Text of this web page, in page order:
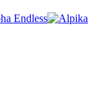
Endless